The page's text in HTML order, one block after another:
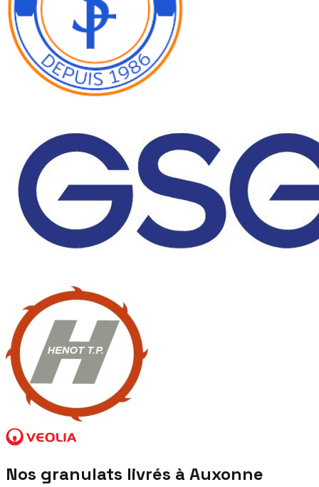
Nos granulats livrés à Auxonne